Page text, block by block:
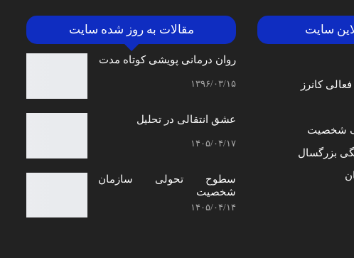
سایت
کانرز
شخصیت
بزرگسال
مقالات به روز شده سایت
روان درمانی پویشی کوتاه مدت
۱۳۹۶/۰۳/۱۵
عشق انتقالی در تحلیل
۱۴۰۵/۰۴/۱۷
سطوح تحولی سازمان‌
شخصیت
۱۴۰۵/۰۴/۱۴